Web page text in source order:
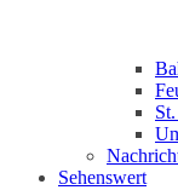
Sehenswert